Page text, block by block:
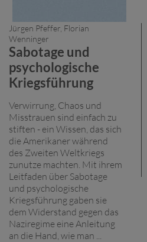
Jürgen Pfeffer, Florian
Wenninger
Sabotage und
psychologische
Kriegsführung
Verwirrung, Chaos und
Misstrauen sind einfach zu
stiften - ein Wissen, das sich
die Amerikaner während
des Zweiten Weltkriegs
zunutze machten. Mit ihrem
Leitfaden über Sabotage
und psychologische
Kriegsführung gaben sie
dem Widerstand gegen das
Naziregime eine Anleitung
an die Hand, wie man ...